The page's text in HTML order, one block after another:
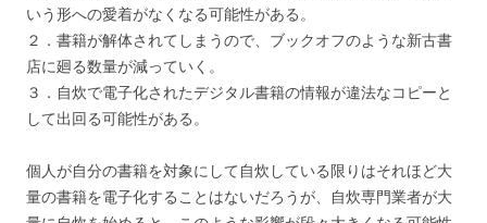
いう形への愛着がなくなる可能性がある。
２．書籍が解体されてしまうので、ブックオフのような新古書
店に廻る数量が減っていく。
３．自炊で電子化されたデジタル書籍の情報が違法なコピーと
して出回る可能性がある。
個人が自分の書籍を対象にして自炊している限りはそれほど大
量の書籍を電子化することはないだろうが、自炊専門業者が大